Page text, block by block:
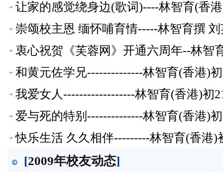
让家的感觉绕身边(歌词)----林智育(香
崇颂校主恩 缅怀哺育情-----林智育撰
衷心祝贺《芙蓉网》开通六周年--林智
和黄元佐学兄--------------林智育(香港)
我爱女人------------------林智育(香港)初
爱与死的特别--------------林智育(香港)
快乐生活 久久相伴---------林智育(香港)
[2009年校友动态]